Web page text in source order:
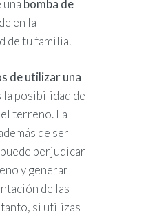
bomba de
en la
de tu familia.
de utilizar una
la posibilidad de
terreno. La
de ser
perjudicar
y generar
de las
si utilizas